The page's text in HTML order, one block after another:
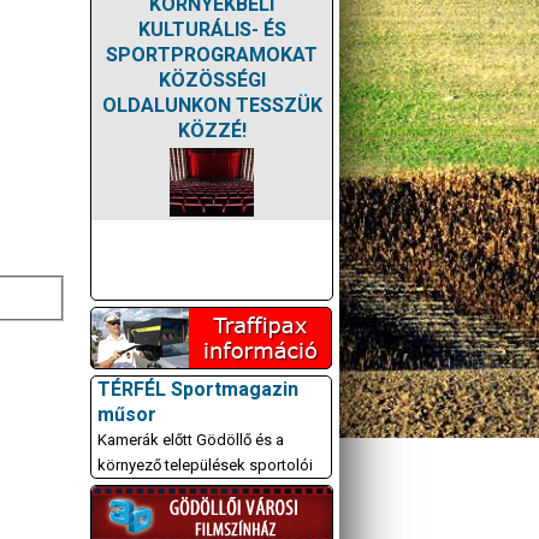
KULTURÁLIS- ÉS
SPORTPROGRAMOKAT
KÖZÖSSÉGI
OLDALUNKON TESSZÜK
KÖZZÉ!
TÉRFÉL Sportmagazin
műsor
Kamerák előtt Gödöllő és a
környező települések sportolói